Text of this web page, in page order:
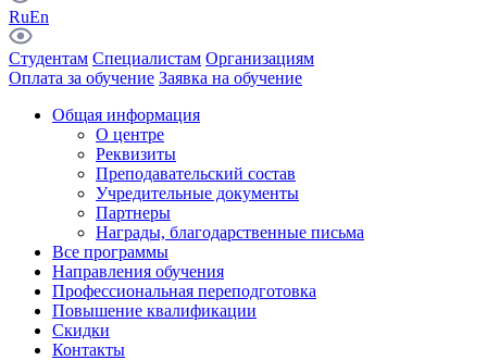
RuEn
Студентам Специалистам Организациям
Оплата за обучение Заявка на обучение
Общая информация
О центре
Реквизиты
Преподавательский состав
Учредительные документы
Партнеры
Награды, благодарственные письма
Все программы
Направления обучения
Профессиональная переподготовка
Повышение квалификации
Скидки
Контакты